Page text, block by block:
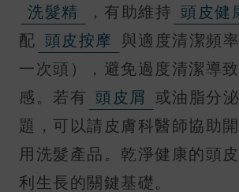
洗髮精
，有助維持 頭皮健
配 頭皮按摩 與適度清潔頻
一次頭），避免過度清潔導
感。若有 頭皮屑 或油脂分
題，可以請皮膚科醫師協助
用洗髮產品。乾淨健康的頭
利生長的關鍵基礎。